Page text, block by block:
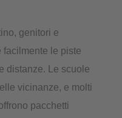
genitori e
facilmente le piste
distanze. Le scuole
vicinanze, e molti
pacchetti